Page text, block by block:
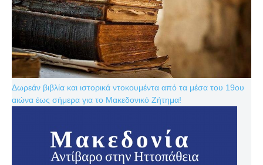
Δωρεάν βιβλία και ιστορικά ντοκουμέντα από τα μέσα του 19ου
αιώνα έως σήμερα για το Μακεδονικό Ζήτημα!